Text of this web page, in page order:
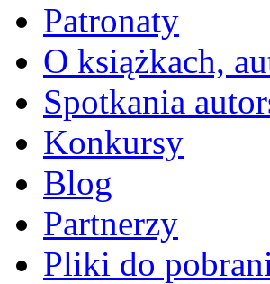
Patronaty
O książkach,
Spotkania
Konkursy
Blog
Partnerzy
Pliki do